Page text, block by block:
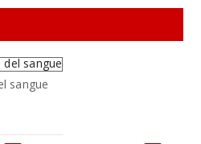
sangue